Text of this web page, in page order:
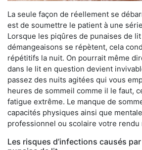
La seule façon de réellement se
est de soumettre le patient à une
Lorsque les piqûres de punaises de
démangeaisons se répètent, cela
répétitifs la nuit. On pourrait même
dans le lit en question devient
passez des nuits agitées qui vous
heures de sommeil comme il le faut,
fatigue extrême. Le manque de
capacités physiques ainsi que
professionnel ou scolaire votre rendu
Les risques d’infections causés